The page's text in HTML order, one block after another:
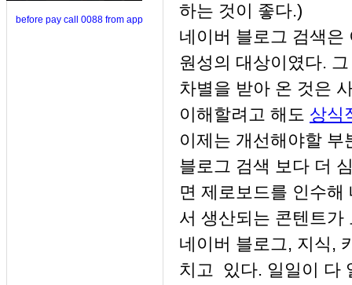
before pay call 0088 from app
하는 것이 좋다.)
네이버 블로그 검색은
원성의 대상이였다.
차별을 받아 온 것은
이해할려고 해도 상식
이제는 개선해야할 부
블로그 검색 보다 더
면 제로보드를 인수
서 생산되는 콘텐트가
네이버 블로그, 지식,
치고 있다. 일일이 다